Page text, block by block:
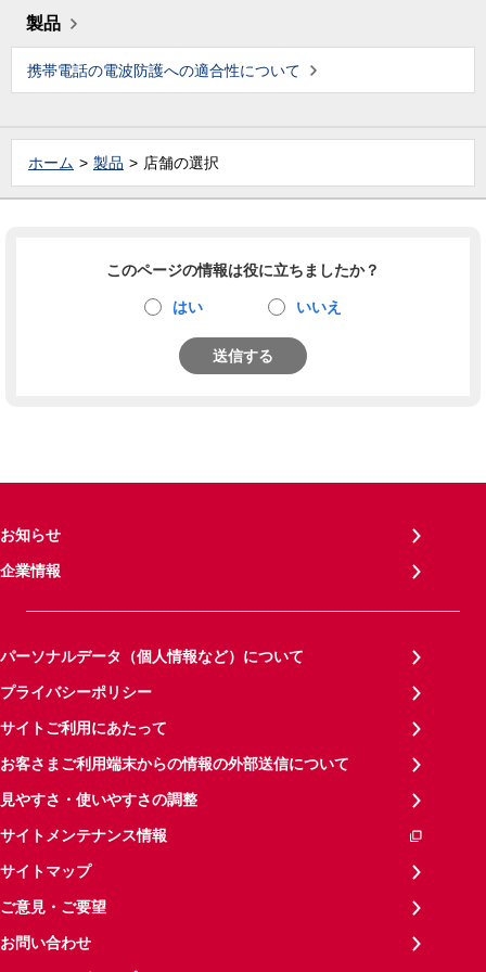
製品
携帯電話の電波防護への適合性について
ホーム 製品 店舗の選択
このページの情報は役に立ちましたか？
はい いいえ
送信する
お知らせ
企業情報
パーソナルデータ（個人情報など）について
プライバシーポリシー
サイトご利用にあたって
お客さまご利用端末からの情報の外部送信について
見やすさ・使いやすさの調整
サイトメンテナンス情報
サイトマップ
ご意見・ご要望
お問い合わせ